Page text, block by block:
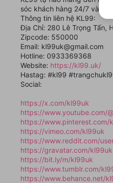
sóc khách hàng 24/7 và
Thông tin liên hệ KL99:
Địa Chỉ: 280 Lê Trọng Tấn,
Zipcode: 550000
Email: kl99uk@gmail.com
Hotline: 0933369368
Website: https://kl99.uk/
Hastag: #kl99
Social:
https://x.com/kl99uk
https://www.youtube.com/
https://www.pinterest.com/
https://vimeo.com/kl99uk
https://www.reddit.com/
https://gravatar.com/kl99uk
https://bit.ly/m/kl99uk
https://www.tumblr.com/
https://www.behance.net/